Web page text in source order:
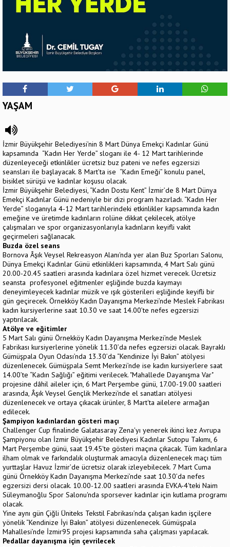
YAŞAM
İzmir Büyükşehir Belediyesi’nin 8 Mart Dünya Emekçi Kadınlar Günü
kapsamında “Kadın Her Yerde” sloganı ile 4- 12 Mart tarihlerinde
düzenleyeceği etkinlikler ücretsiz buz pateni ve nefes egzersizi
seansları ile başlayacak. 8 Mart’ta ise “Kadın Emeği” konulu panel,
bisiklet sürüşü ve kadınlar koşusu olacak.
İzmir Büyükşehir Belediyesi, “Kadın Dostu Kent” İzmir’de 8 Mart Dünya
Emekçi Kadınlar Günü nedeniyle bir dizi program hazırladı. “Kadın Her
Yerde” sloganıyla 4-12 Mart tarihlerindeki etkinlikler kapsamında kadın
emeğine ve üretimde kadınların rolüne dikkat çekilecek, atölye
çalışmaları ve spor organizasyonlarıyla kadınların keyifli vakit
geçirmeleri sağlanacak.
Buzda özel seans
Bornova Âşık Veysel Rekreasyon Alanı'nda yer alan Buz Sporları Salonu,
Dünya Emekçi Kadınlar Günü etkinlikleri kapsamında, 4 Mart Salı günü
20.00-20.45 saatleri arasında kadınlara özel hizmet verecek. Ücretsiz
seansta profesyonel eğitmenler eşliğinde buzda kaymayı
deneyimleyecek kadınlar müzik ve ışık gösterileri eşliğinde keyifli bir
gün geçirecek. Örnekköy Kadın Dayanışma Merkezi’nde Meslek Fabrikası
kadın kursiyerlerine saat 10.30 ve saat 14.00’te nefes egzersizi
yaptırılacak.
Atölye ve eğitimler
5 Mart Salı günü Örnekköy Kadın Dayanışma Merkezi’nde Meslek
Fabrikası kursiyerlerine yönelik 11.30’da nefes egzersizi olacak. Bayraklı
Gümüşpala Oyun Odası’nda 13.30’da “Kendinize İyi Bakın” atölyesi
düzenlenecek. Gümüşpala Semt Merkezi’nde ise kadın kursiyerlere saat
14.00’te “Kadın Sağlığı” eğitimi verilecek. "Mahallede Dayanışma Var"
projesine dâhil aileler için, 6 Mart Perşembe günü, 17.00-19.00 saatleri
arasında, Âşık Veysel Gençlik Merkezi'nde el sanatları atölyesi
düzenlenecek ve ortaya çıkacak ürünler, 8 Mart'ta ailelere armağan
edilecek.
Şampiyon kadınlardan gösteri maçı
Challenger Cup finalinde Galatasaray Zena'yı yenerek ikinci kez Avrupa
Şampiyonu olan İzmir Büyükşehir Belediyesi Kadınlar Sutopu Takımı, 6
Mart Perşembe günü, saat 19.45'te gösteri maçına çıkacak. Tüm kadınlara
ilham olmak ve farkındalık oluşturmak amacıyla düzenlenecek maçı tüm
yurttaşlar Havuz İzmir’de ücretsiz olarak izleyebilecek. 7 Mart Cuma
günü Örnekköy Kadın Dayanışma Merkezi’nde saat 10.30’da nefes
egzersizi dersi olacak. 10.00-12.00 saatleri arasında EVKA-4'teki Naim
Süleymanoğlu Spor Salonu'nda sporsever kadınlar için kutlama programı
olacak.
Yine aynı gün Çiğli Üniteks Tekstil Fabrikası’nda çalışan kadın işçilere
yönelik “Kendinize İyi Bakın” atölyesi düzenlenecek. Gümüşpala
Mahallesi’nde İzmir95 projesi kapsamında saha çalışması yapılacak.
Pedallar dayanışma için çevrilecek